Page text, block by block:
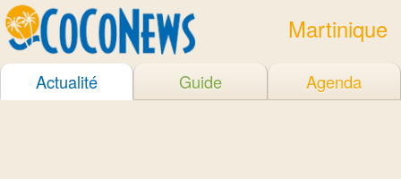
Martinique
Actualité Guide Agenda